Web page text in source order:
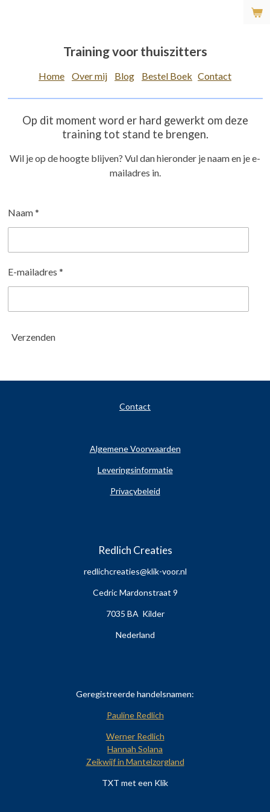
Training voor thuiszitters
Home Over mij Blog Bestel Boek Contact
Op dit moment word er hard gewerkt om deze
training tot stand te brengen.
Wil je op de hoogte blijven? Vul dan hieronder je naam en je e-
mailadres in.
Naam *
E-mailadres *
Verzenden
Contact
Algemene Voorwaarden
Leveringsinformatie
Privacybeleid
Redlich Creaties
redlichcreaties@klik-voor.nl
Cedric Mardonstraat 9
7035 BA Kilder
Nederland
Geregistreerde handelsnamen:
Pauline Redlich
Werner Redlich
Hannah Solana
Zeikwijf in Mantelzorgland
TXT met een Klik